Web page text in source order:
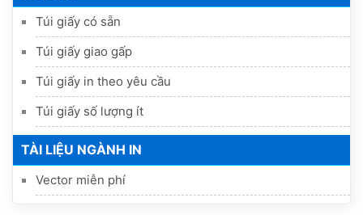
Túi giấy có sẵn
Túi giấy giao gấp
Túi giấy in theo yêu cầu
Túi giấy số lượng ít
TÀI LIỆU NGÀNH IN
Vector miễn phí